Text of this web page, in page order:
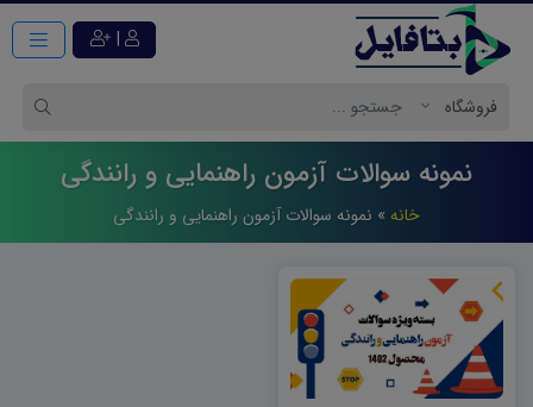
|
نمونه سوالات آزمون راهنمایی و رانندگی
خانه » نمونه سوالات آزمون راهنمایی و رانندگی